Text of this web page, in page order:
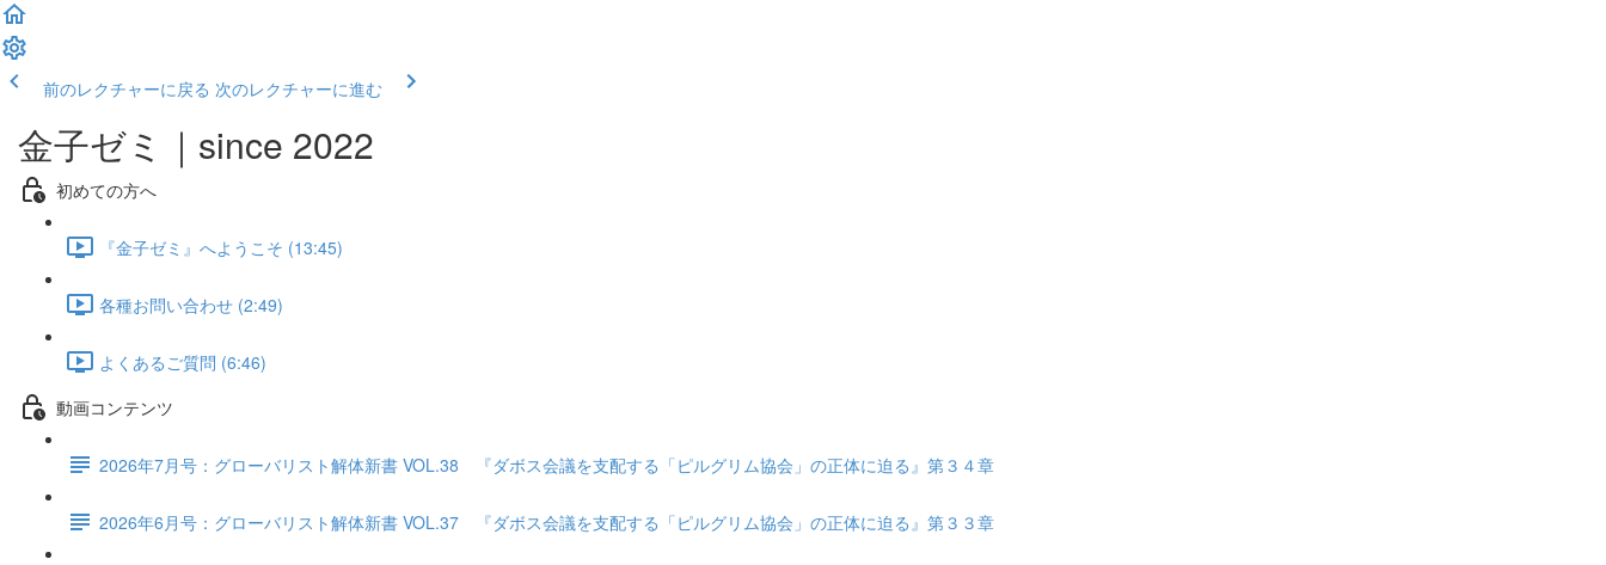
前のレクチャーに戻る 次のレクチャーに進む
金子ゼミ｜since 2022
初めての方へ
『金子ゼミ』へようこそ (13:45)
各種お問い合わせ (2:49)
よくあるご質問 (6:46)
動画コンテンツ
2026年7月号：グローバリスト解体新書 VOL.38 『ダボス会議を支配する「ピルグリム協会」の正体に迫る』第３４章
2026年6月号：グローバリスト解体新書 VOL.37 『ダボス会議を支配する「ピルグリム協会」の正体に迫る』第３３章